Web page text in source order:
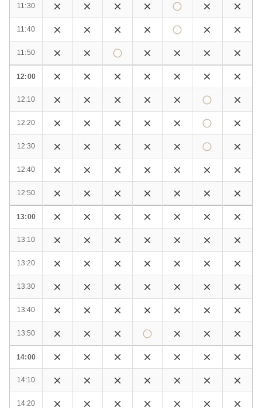
11:30
11:40
11:50
12:00
12:10
12:20
12:30
12:40
12:50
13:00
13:10
13:20
13:30
13:40
13:50
14:00
14:10
14:20